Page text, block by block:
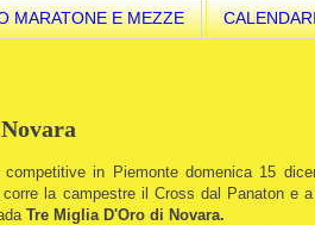
MARATONE E MEZZE
competitive in Piemonte domenica 15
la campestre il Cross dal Panaton e a
Tre Miglia D'Oro di Novara.